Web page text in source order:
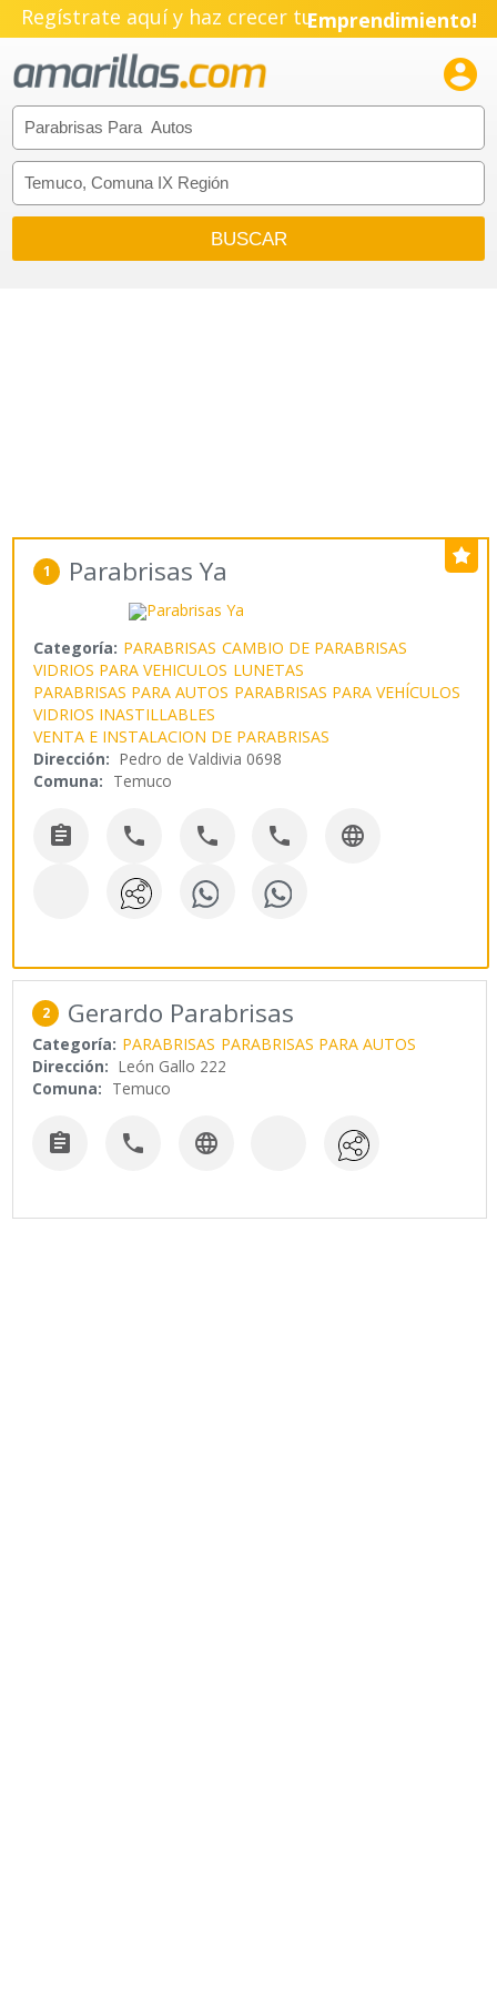
Regístrate aquí y haz crecer tuEmprendimiento!

1 Parabrisas Ya
Categoría: PARABRISAS CAMBIO DE PARABRISAS
VIDRIOS PARA VEHICULOS LUNETAS
PARABRISAS PARA AUTOS PARABRISAS PARA VEHÍCULOS
VIDRIOS INASTILLABLES
VENTA E INSTALACION DE PARABRISAS
Dirección: Pedro de Valdivia 0698
Comuna: Temuco
    
2 Gerardo Parabrisas
Categoría: PARABRISAS PARABRISAS PARA AUTOS
Dirección: León Gallo 222
Comuna: Temuco
  